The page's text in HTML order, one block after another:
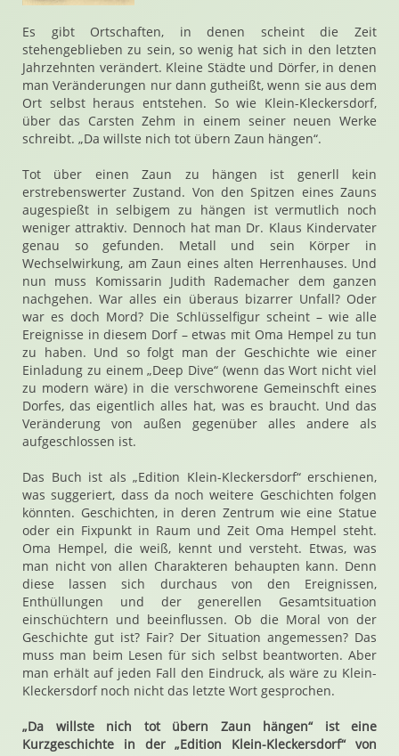
Es gibt Ortschaften, in denen scheint die Zeit
stehengeblieben zu sein, so wenig hat sich in den letzten
Jahrzehnten verändert. Kleine Städte und Dörfer, in denen
man Veränderungen nur dann gutheißt, wenn sie aus dem
Ort selbst heraus entstehen. So wie Klein-Kleckersdorf,
über das Carsten Zehm in einem seiner neuen Werke
schreibt. „Da willste nich tot übern Zaun hängen“.
Tot über einen Zaun zu hängen ist generll kein
erstrebenswerter Zustand. Von den Spitzen eines Zauns
augespießt in selbigem zu hängen ist vermutlich noch
weniger attraktiv. Dennoch hat man Dr. Klaus Kindervater
genau so gefunden. Metall und sein Körper in
Wechselwirkung, am Zaun eines alten Herrenhauses. Und
nun muss Komissarin Judith Rademacher dem ganzen
nachgehen. War alles ein überaus bizarrer Unfall? Oder
war es doch Mord? Die Schlüsselfigur scheint – wie alle
Ereignisse in diesem Dorf – etwas mit Oma Hempel zu tun
zu haben. Und so folgt man der Geschichte wie einer
Einladung zu einem „Deep Dive“ (wenn das Wort nicht viel
zu modern wäre) in die verschworene Gemeinschft eines
Dorfes, das eigentlich alles hat, was es braucht. Und das
Veränderung von außen gegenüber alles andere als
aufgeschlossen ist.
Das Buch ist als „Edition Klein-Kleckersdorf“ erschienen,
was suggeriert, dass da noch weitere Geschichten folgen
könnten. Geschichten, in deren Zentrum wie eine Statue
oder ein Fixpunkt in Raum und Zeit Oma Hempel steht.
Oma Hempel, die weiß, kennt und versteht. Etwas, was
man nicht von allen Charakteren behaupten kann. Denn
diese lassen sich durchaus von den Ereignissen,
Enthüllungen und der generellen Gesamtsituation
einschüchtern und beeinflussen. Ob die Moral von der
Geschichte gut ist? Fair? Der Situation angemessen? Das
muss man beim Lesen für sich selbst beantworten. Aber
man erhält auf jeden Fall den Eindruck, als wäre zu Klein-
Kleckersdorf noch nicht das letzte Wort gesprochen.
„Da willste nich tot übern Zaun hängen“ ist eine
Kurzgeschichte in der „Edition Klein-Kleckersdorf“ von